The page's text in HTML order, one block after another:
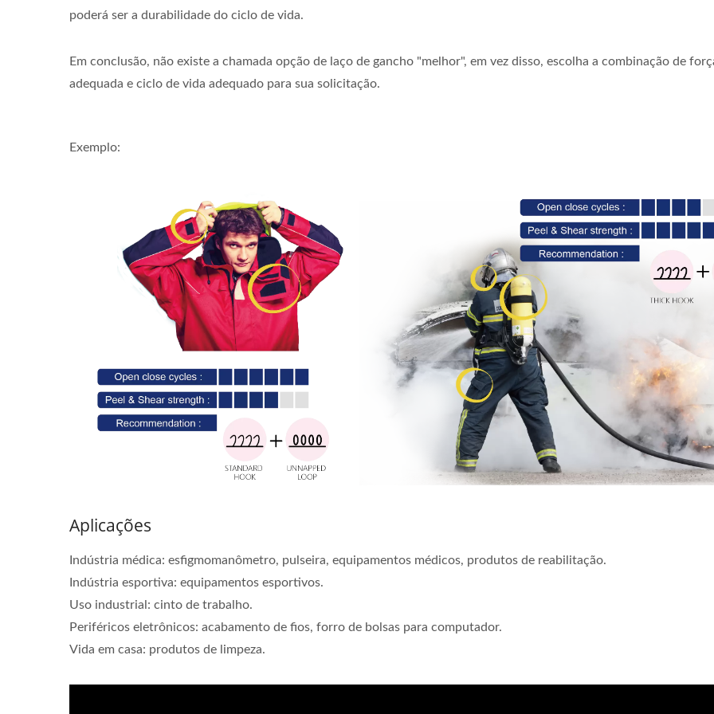
poderá ser a durabilidade do ciclo de vida.
Em conclusão, não existe a chamada opção de laço de gancho "melhor", em vez disso, escolha a combinação de
adequada e ciclo de vida adequado para sua solicitação.
Exemplo:
Aplicações
Indústria médica: esfigmomanômetro, pulseira, equipamentos médicos, produtos de reabilitação.
Indústria esportiva: equipamentos esportivos.
Uso industrial: cinto de trabalho.
Periféricos eletrônicos: acabamento de fios, forro de bolsas para computador.
Vida em casa: produtos de limpeza.